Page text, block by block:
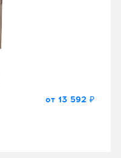
от 13 592 ₽